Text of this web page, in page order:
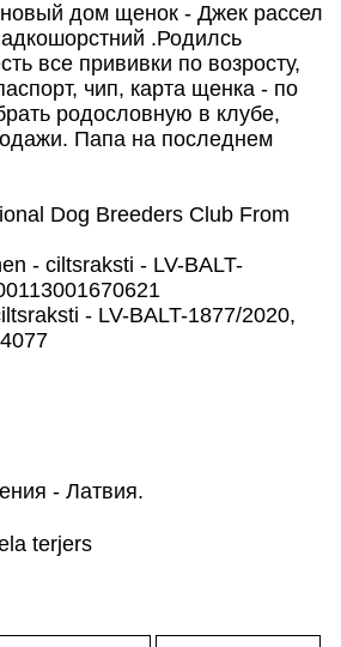
новый дом щенoк - Джек рассел
.Родилсь
все прививки по возросту,
чип, карта щенка - по
родословную в клубе,
Папа на последнем
Dog Breeders Club From
- ciltsraksti - LV-BALT-
- LV-BALT-1877/2020,
- Латвия.
terjers